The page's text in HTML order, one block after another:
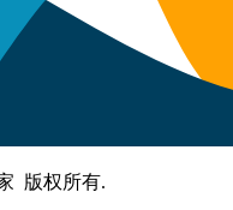
版权所有.